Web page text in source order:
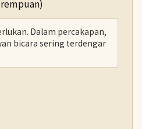
Dalam percakapan,
bicara sering terdengar